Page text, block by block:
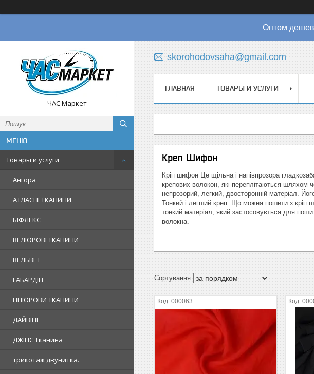
Оптом
ЧАС Маркет
Товары и услуги
Ангора
АТЛАСНІ ТКАНИНИ
БІФЛЕКС
ВЕЛЮРОВІ ТКАНИНИ
ВЕЛЬВЕТ
ГАБАРДІН
ГІПЮРОВИ ТКАНИНИ
ДАЙВІНГ
ДЖІНС Тканина
трикотаж двунитка.
skorohodovsaha@gmail.com
ГЛАВНАЯ ТОВАРЫ И УСЛУГИ
Креп Шифон
Кріп шифон Це щільна і напівпрозора
крепових волокон, які переплітаються шляхом
непрозорий, легкий, двосторонній матеріал.
Тонкий і легший креп. Що можна пошити з кріп
тонкий матеріал, який застосовується для
волокна.
000063